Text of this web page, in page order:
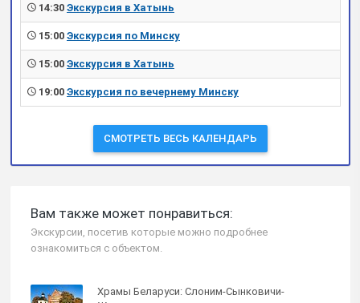
14:30 Экскурсия в Хатынь
15:00 Экскурсия по Минску
15:00 Экскурсия в Хатынь
19:00 Экскурсия по вечернему Минску
СМОТРЕТЬ ВЕСЬ КАЛЕНДАРЬ
Вам также может понравиться:
Экскурсии, посетив которые можно подробнее
ознакомиться с объектом.
Храмы Беларуси: Слоним-Сынковичи-